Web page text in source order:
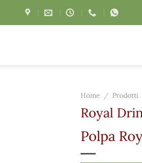
Home / Prodotti
Royal
Polpa